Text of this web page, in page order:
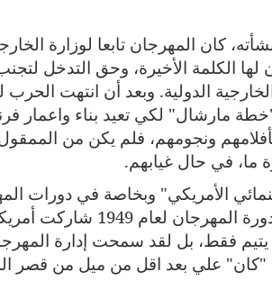
كان المهرجان تابعا لوزارة
لها الكلمة الأخيرة، وحق التدخل
الدولية. وبعد أن انتهت الحرب
مارشال" لكي تعيد بناء واعمار
ونجومهم، فلم يكن من
ما، في حال غيابهم.
الأمريكي" وبخاصة في دورات
يتيم فقط، بل لقد سمحت إدارة
"كان" علي بعد اقل من ميل من قصر